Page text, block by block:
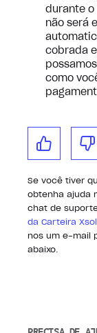
durante o
não será
cobrada
como
Se você tiver
obtenha ajuda
chat de
da Carteira
nos um e-mail
abaixo.